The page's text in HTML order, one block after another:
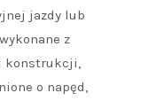
jazdy lub
z
konstrukcji,
o napęd,